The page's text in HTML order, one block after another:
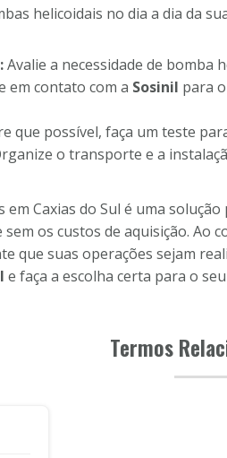
helicoidais no dia a dia da
Avalie a necessidade de bomba
em contato com a Sosinil para
que possível, faça um teste
o transporte e a
Caxias do Sul é uma
os custos de aquisição. Ao
que suas operações sejam
e faça a escolha certa para o
Termos